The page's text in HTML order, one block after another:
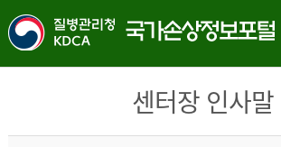
센터장 인사말